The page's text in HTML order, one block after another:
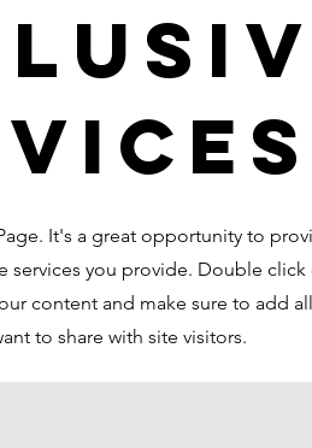
It's a great opportunity to
services you provide. Double
content and make sure to add
to share with site visitors.